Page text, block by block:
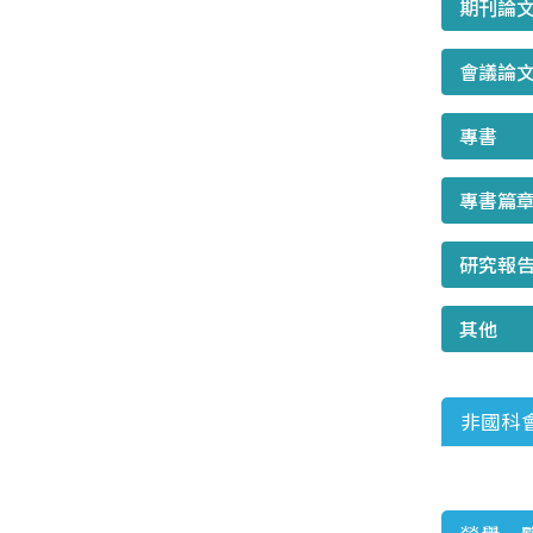
期刊論
會議論
專書
專書篇章
研究報
其他
非國科